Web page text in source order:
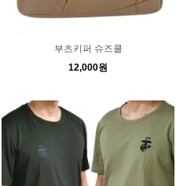
부츠키퍼 슈즈쿨
12,000원